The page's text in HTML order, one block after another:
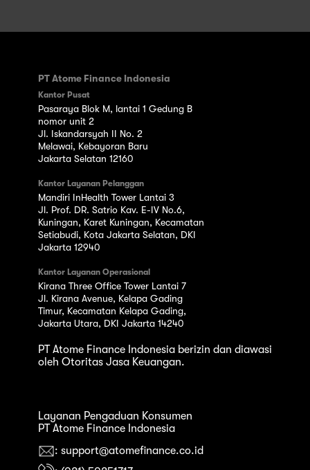
PT Atome Finance Indonesia
Kantor Pusat
Pasaraya Blok M, lantai 1 Gedung B
nomor unit 2
Jl. Iskandarsyah II No. 2
Melawai, Kebayoran Baru
Jakarta Selatan 12160
Kantor Layanan Pelanggan
Mandiri InHealth Tower Lantai 3
Jl. Prof. DR. Satrio Kav. E-IV No.6,
Kuningan, Karet Kuningan, Kecamatan
Setiabudi, Kota Jakarta Selatan, DKI
Jakarta 12940
Kantor Layanan Operasional
Kirana Three Office Tower Lantai 7
Jl. Kirana Avenue, Kelapa Gading
Timur, Kecamatan Kelapa Gading,
Jakarta Utara, DKI Jakarta 14240
PT Atome Finance Indonesia berizin dan diawasi
oleh Otoritas Jasa Keuangan.
Layanan Pengaduan Konsumen
PT Atome Finance Indonesia
: support@atomefinance.co.id